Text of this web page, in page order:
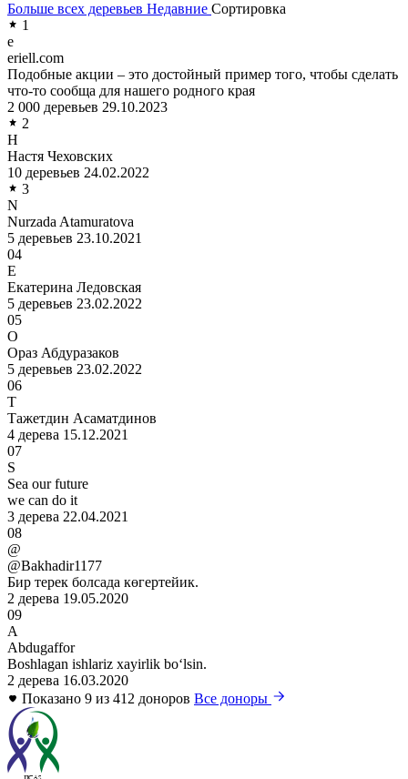
Больше всех деревьев Недавние Сортировка
1
e
eriell.com
Подобные акции – это достойный пример того, чтобы сделать
что-то сообща для нашего родного края
2 000 деревьев 29.10.2023
2
Н
Настя Чеховских
10 деревьев 24.02.2022
3
N
Nurzada Atamuratova
5 деревьев 23.10.2021
04
Е
Екатерина Ледовская
5 деревьев 23.02.2022
05
О
Ораз Абдуразаков
5 деревьев 23.02.2022
06
Т
Тажетдин Асаматдинов
4 дерева 15.12.2021
07
S
Sea our future
we can do it
3 дерева 22.04.2021
08
@
@Bakhadir1177
Бир терек болсада көгертейик.
2 дерева 19.05.2020
09
A
Abdugaffor
Boshlagan ishlariz xayirlik boʻlsin.
2 дерева 16.03.2020
Показано 9 из 412 доноров Все доноры